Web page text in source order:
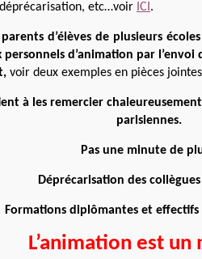
etc…voir ICI .
parents d’élèves de plusieurs
personnels d’animation par
voir deux exemples en pièces
tient à les remercier
parisiennes.
Pas une minute de
Déprécarisation des
Formations diplômantes et
L’animation est un